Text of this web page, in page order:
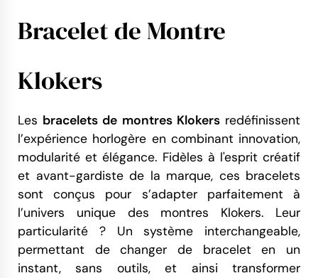
Bracelet de Montre
Klokers
Les bracelets de montres Klokersredéfinissent
l’expérience horlogère en combinant innovation,
modularité et élégance. Fidèles à l'esprit créatif
et avant-gardiste de la marque, ces bracelets
sont conçus pour s’adapter parfaitement à
l’univers unique des montres Klokers. Leur
particularité ? Un système interchangeable,
permettant de changer de bracelet en un
instant, sans outils, et ainsi transformer